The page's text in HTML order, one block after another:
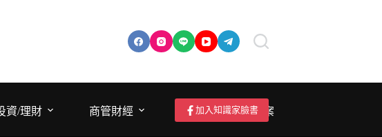
資/理財 商管財經 成為作者/投稿/提案
加入知識家臉書